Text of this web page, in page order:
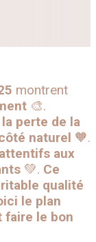
montrent
🎨.
la perte de la
naturel 🧡.
attentifs aux
💚. Ce
qualité
le plan
faire le bon